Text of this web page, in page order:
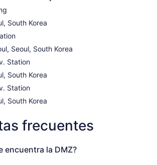
South Korea
Seoul, South Korea
Station
South Korea
Station
South Korea
frecuentes
encuentra la DMZ?